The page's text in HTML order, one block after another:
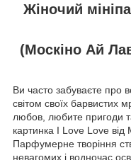
Жіночий
(Москіно Ай
Ви часто забуваєте про
світом своїх барвистих
любов, любите пригоди
картинка I Love Love
Парфумерне творіння
невагомих і водночас